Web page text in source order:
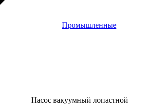
Промышленные
Насос вакуумный лопастной